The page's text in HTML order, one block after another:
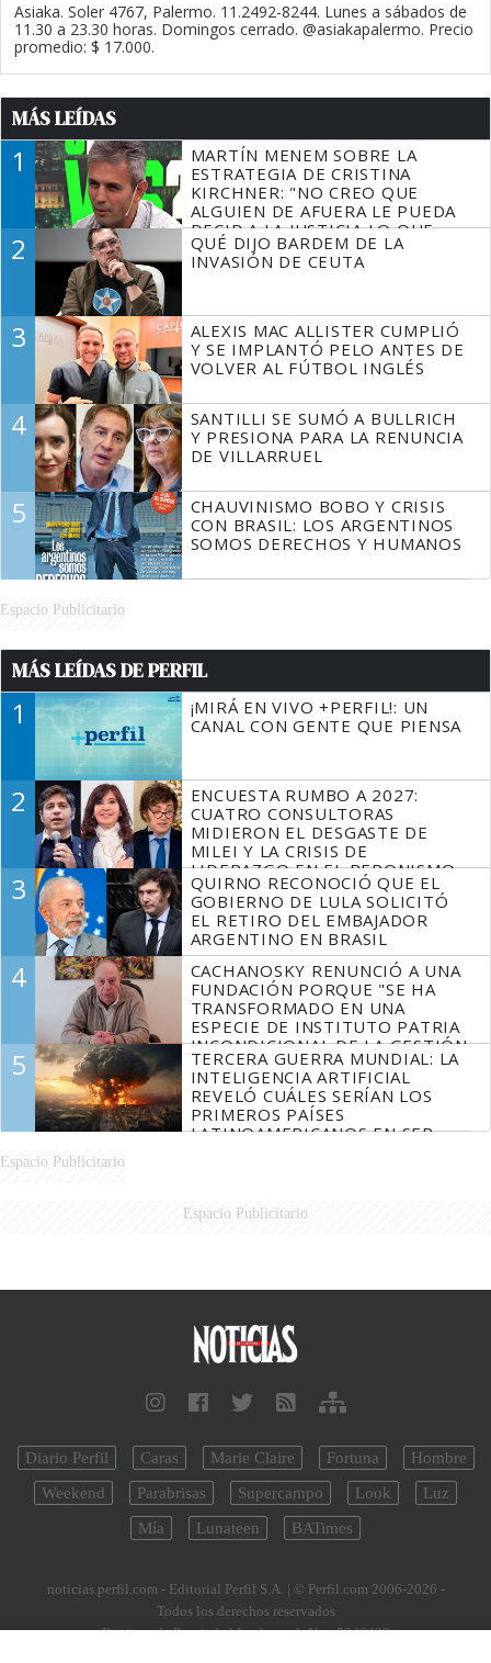
Asiaka. Soler 4767, Palermo. 11.2492-8244. Lunes a sábados de
11.30 a 23.30 horas. Domingos cerrado. @asiakapalermo. Precio
promedio: $ 17.000.
MÁS LEÍDAS
1
MARTÍN MENEM SOBRE LA
ESTRATEGIA DE CRISTINA
KIRCHNER: "NO CREO QUE
ALGUIEN DE AFUERA LE PUEDA
DECIR A LA JUSTICIA LO QUE
TIENE QUE HACER"
2
QUÉ DIJO BARDEM DE LA
INVASIÓN DE CEUTA
3
ALEXIS MAC ALLISTER CUMPLIÓ
Y SE IMPLANTÓ PELO ANTES DE
VOLVER AL FÚTBOL INGLÉS
4
SANTILLI SE SUMÓ A BULLRICH
Y PRESIONA PARA LA RENUNCIA
DE VILLARRUEL
5
CHAUVINISMO BOBO Y CRISIS
CON BRASIL: LOS ARGENTINOS
SOMOS DERECHOS Y HUMANOS
Espacio Publicitario
MÁS LEÍDAS DE PERFIL
1
¡MIRÁ EN VIVO +PERFIL!: UN
CANAL CON GENTE QUE PIENSA
2
ENCUESTA RUMBO A 2027:
CUATRO CONSULTORAS
MIDIERON EL DESGASTE DE
MILEI Y LA CRISIS DE
LIDERAZGO EN EL PERONISMO
3
QUIRNO RECONOCIÓ QUE EL
GOBIERNO DE LULA SOLICITÓ
EL RETIRO DEL EMBAJADOR
ARGENTINO EN BRASIL
4
CACHANOSKY RENUNCIÓ A UNA
FUNDACIÓN PORQUE "SE HA
TRANSFORMADO EN UNA
ESPECIE DE INSTITUTO PATRIA
INCONDICIONAL DE LA GESTIÓN
DE MILEI"
5
TERCERA GUERRA MUNDIAL: LA
INTELIGENCIA ARTIFICIAL
REVELÓ CUÁLES SERÍAN LOS
PRIMEROS PAÍSES
LATINOAMERICANOS EN SER
Espacio Publicitario
Espacio Publicitario
Diario Perfil Caras Marie Claire Fortuna
Hombre
Weekend
Parabrisas Supercampo Look
Luz
Mía
Lunateen BATimes
noticias.perfil.com - Editorial Perfil S.A. | © Perfil.com 2006-2026 -
Todos los derechos reservados
Registro de Propiedad Intelectual: Nro. 5346433